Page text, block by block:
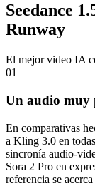
Seedance
Runway
El mejor video IA
01
Un audio muy
En comparativas
a Kling 3.0 en
sincronía
Sora 2 Pro en
referencia se